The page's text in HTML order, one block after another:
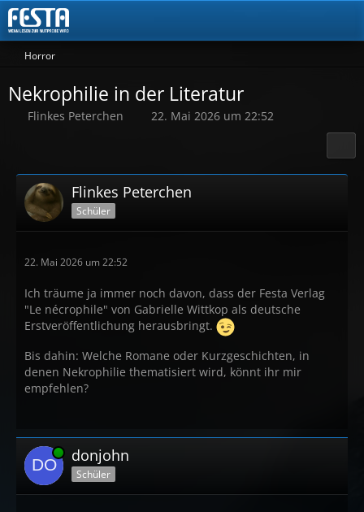
Horror
Nekrophilie in der Literatur
Flinkes Peterchen 22. Mai 2026 um 22:52
Flinkes Peterchen
Schüler
22. Mai 2026 um 22:52
Ich träume ja immer noch davon, dass der Festa Verlag
"Le nécrophile" von Gabrielle Wittkop als deutsche
Erstveröffentlichung herausbringt.
Bis dahin: Welche Romane oder Kurzgeschichten, in
denen Nekrophilie thematisiert wird, könnt ihr mir
empfehlen?
Online donjohn
Schüler